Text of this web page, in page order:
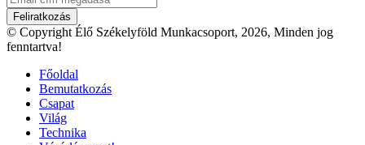
cím
megadása
© Copyright Élő Székelyföld Munkacsoport, 2026, Minden jog
fenntartva!
Főoldal
Bemutatkozás
Csapat
Világ
Technika